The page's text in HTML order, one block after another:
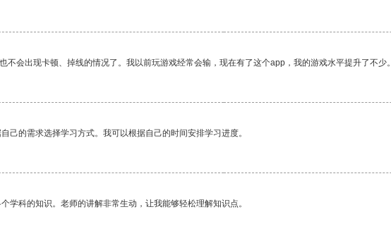
不会出现卡顿、掉线的情况了。我以前玩游戏经常会输，现在有了这个app，我的游戏水平提升了不少。
己的需求选择学习方式。我可以根据自己的时间安排学习进度。
学科的知识。老师的讲解非常生动，让我能够轻松理解知识点。